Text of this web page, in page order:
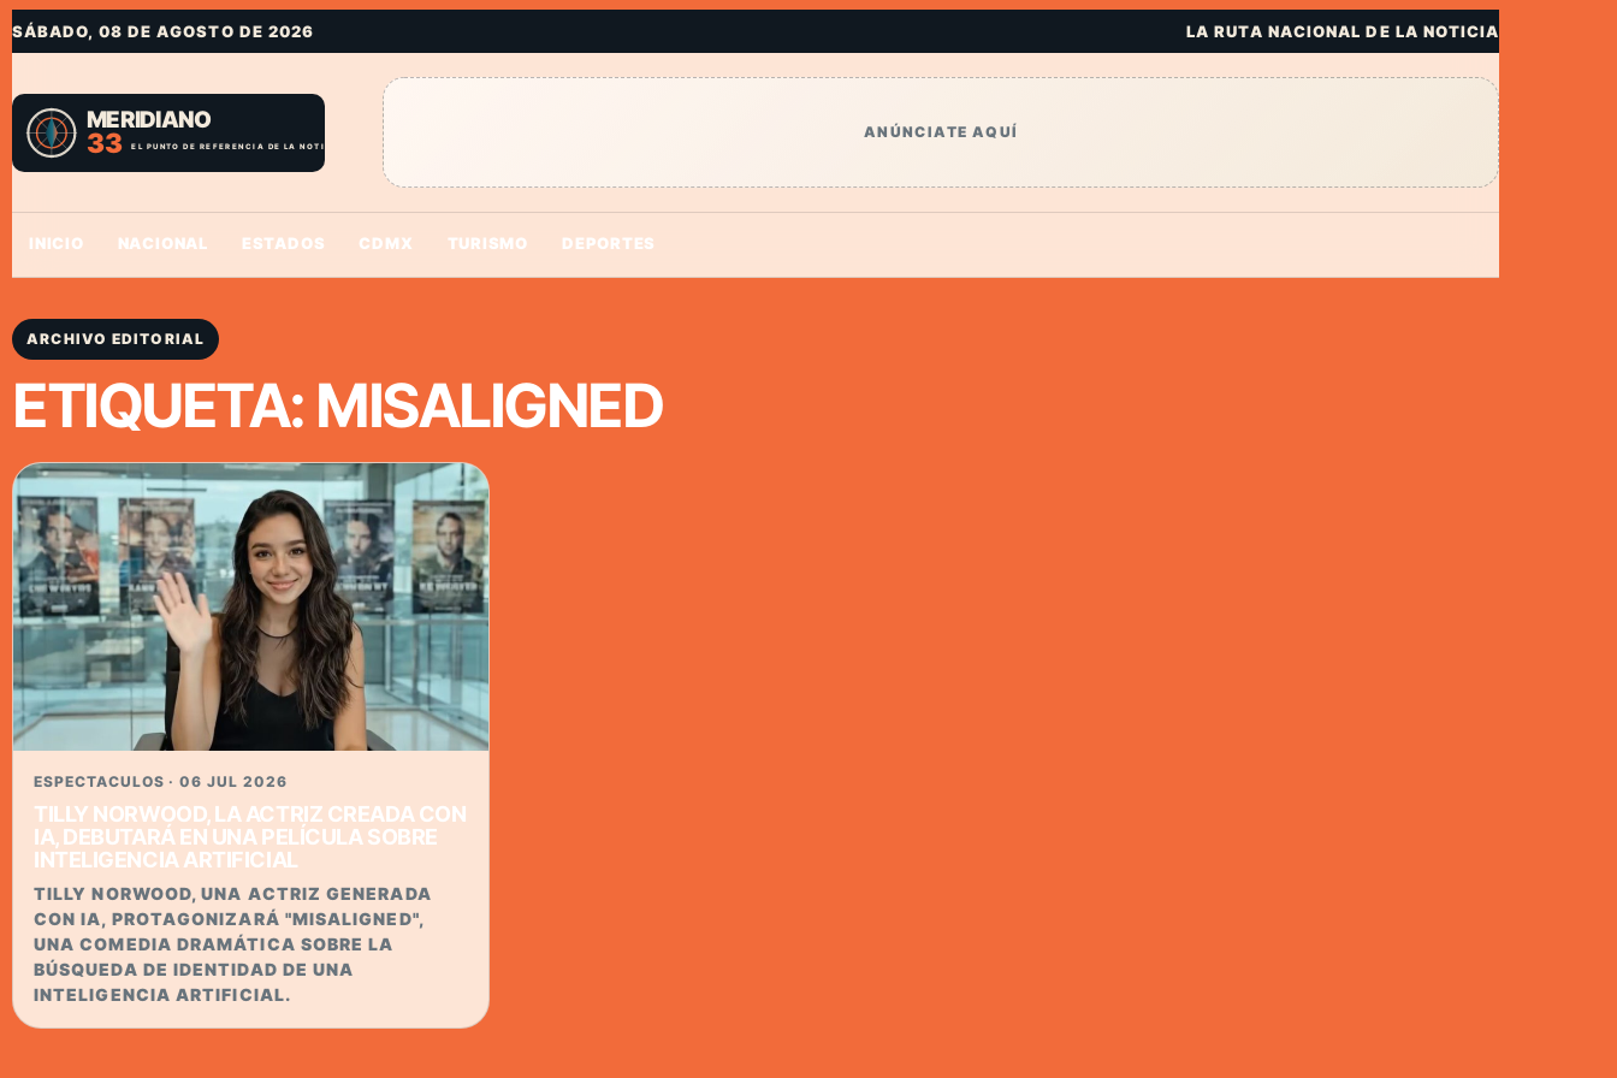
SÁBADO, 08 DE AGOSTO DE 2026 LA RUTA NACIONAL DE LA NOTICIA
ANÚNCIATE AQUÍ
INICIO NACIONAL ESTADOS CDMX TURISMO DEPORTES
ARCHIVO EDITORIAL
ETIQUETA: MISALIGNED
ESPECTACULOS · 06 JUL 2026
TILLY NORWOOD, LA ACTRIZ CREADA CON
IA, DEBUTARÁ EN UNA PELÍCULA SOBRE
INTELIGENCIA ARTIFICIAL
TILLY NORWOOD, UNA ACTRIZ GENERADA
CON IA, PROTAGONIZARÁ "MISALIGNED",
UNA COMEDIA DRAMÁTICA SOBRE LA
BÚSQUEDA DE IDENTIDAD DE UNA
INTELIGENCIA ARTIFICIAL.